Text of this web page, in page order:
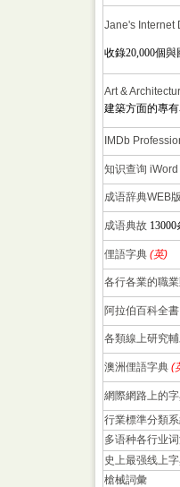
Jane's Internet
收錄20,000個
Art &
建築方面的專
IMDb
知识查询
成语辞典WEB版
成语典故
俚語字典 (英)
各行各業的職
阿拉伯百科全書
各類線上研究
澳洲俚語字典 (
網際網路上的
行業標準分類
多语种各行业
史上最强线上
槍械詞彙